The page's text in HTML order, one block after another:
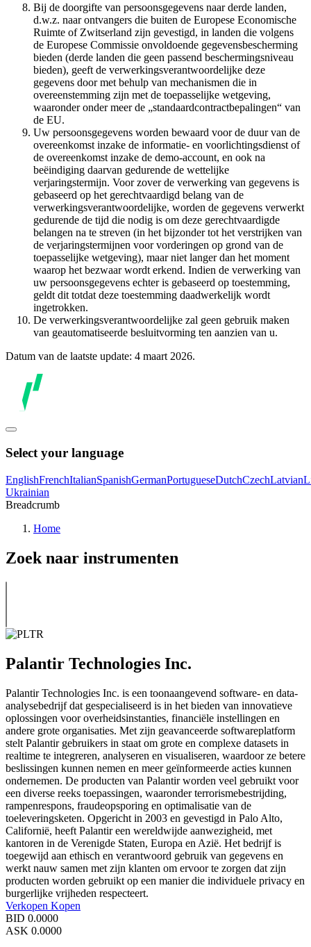
Bij de doorgifte van persoonsgegevens naar derde landen,
d.w.z. naar ontvangers die buiten de Europese Economische
Ruimte of Zwitserland zijn gevestigd, in landen die volgens
de Europese Commissie onvoldoende gegevensbescherming
bieden (derde landen die geen passend beschermingsniveau
bieden), geeft de verwerkingsverantwoordelijke deze
gegevens door met behulp van mechanismen die in
overeenstemming zijn met de toepasselijke wetgeving,
waaronder onder meer de „standaardcontractbepalingen“ van
de EU.
Uw persoonsgegevens worden bewaard voor de duur van de
overeenkomst inzake de informatie- en voorlichtingsdienst of
de overeenkomst inzake de demo-account, en ook na
beëindiging daarvan gedurende de wettelijke
verjaringstermijn. Voor zover de verwerking van gegevens is
gebaseerd op het gerechtvaardigd belang van de
verwerkingsverantwoordelijke, worden de gegevens verwerkt
gedurende de tijd die nodig is om deze gerechtvaardigde
belangen na te streven (in het bijzonder tot het verstrijken van
de verjaringstermijnen voor vorderingen op grond van de
toepasselijke wetgeving), maar niet langer dan het moment
waarop het bezwaar wordt erkend. Indien de verwerking van
uw persoonsgegevens echter is gebaseerd op toestemming,
geldt dit totdat deze toestemming daadwerkelijk wordt
ingetrokken.
De verwerkingsverantwoordelijke zal geen gebruik maken
van geautomatiseerde besluitvorming ten aanzien van u.
Datum van de laatste update: 4 maart 2026.
Select your language
EnglishFrenchItalianSpanishGermanPortugueseDutchCzechLatvian
Ukrainian
Breadcrumb
Home
Zoek naar instrumenten
Palantir Technologies Inc.
Palantir Technologies Inc. is een toonaangevend software- en data-
analysebedrijf dat gespecialiseerd is in het bieden van innovatieve
oplossingen voor overheidsinstanties, financiële instellingen en
andere grote organisaties. Met zijn geavanceerde softwareplatform
stelt Palantir gebruikers in staat om grote en complexe datasets in
realtime te integreren, analyseren en visualiseren, waardoor ze betere
beslissingen kunnen nemen en meer geïnformeerde acties kunnen
ondernemen. De producten van Palantir worden veel gebruikt voor
een diverse reeks toepassingen, waaronder terrorismebestrijding,
rampenrespons, fraudeopsporing en optimalisatie van de
toeleveringsketen. Opgericht in 2003 en gevestigd in Palo Alto,
Californië, heeft Palantir een wereldwijde aanwezigheid, met
kantoren in de Verenigde Staten, Europa en Azië. Het bedrijf is
toegewijd aan ethisch en verantwoord gebruik van gegevens en
werkt nauw samen met zijn klanten om ervoor te zorgen dat zijn
producten worden gebruikt op een manier die individuele privacy en
burgerlijke vrijheden respecteert.
Verkopen Kopen
BID 0.0000
ASK 0.0000